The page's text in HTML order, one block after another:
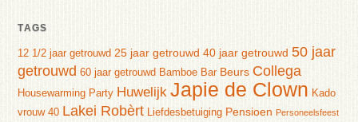
TAGS
12 1/2 jaar getrouwd 25 jaar getrouwd 40 jaar getrouwd 50 jaar
getrouwd 60 jaar getrouwd Bamboe Bar Beurs Collega
Housewarming Party Huwelijk Japie de Clown Kado
vrouw 40 Lakei Robèrt Liefdesbetuiging Pensioen Personeelsfeest